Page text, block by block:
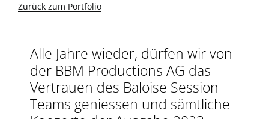
Zurück zum Portfolio
Alle Jahre wieder, dürfen wir von
der BBM Productions AG das
Vertrauen des Baloise Session
Teams geniessen und sämtliche